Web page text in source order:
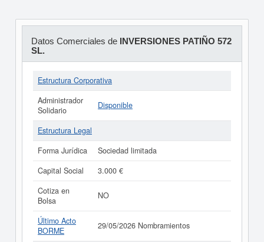
Datos Comerciales de INVERSIONES PATIÑO 572
SL.
Estructura Corporativa
Administrador
Solidario
Disponible
Estructura Legal
Forma Jurídica
Sociedad limitada
Capital Social
3.000 €
Cotiza en
Bolsa
NO
Último Acto
BORME
29/05/2026 Nombramientos